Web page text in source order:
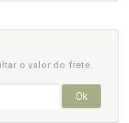
o valor do frete.
Ok